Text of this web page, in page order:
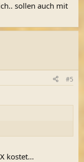
sollen auch mit
#5
kostet...